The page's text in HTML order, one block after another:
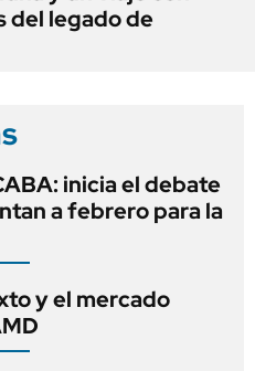
del legado de
inicia el debate
a febrero para la
y el mercado